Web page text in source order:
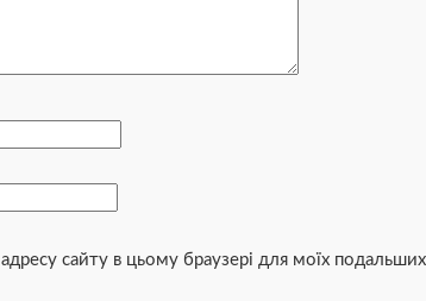
сайту в цьому браузері для моїх